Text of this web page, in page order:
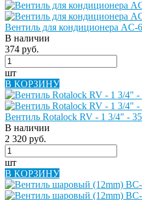
Вентиль для кондиционера AC-
В наличии
374 руб.
шт
В КОРЗИНУ
Вентиль Rotalock RV - 1 3/4" -
В наличии
2 320 руб.
шт
В КОРЗИНУ